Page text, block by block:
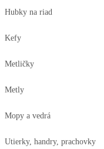
Hubky na riad
Kefy
Metličky
Metly
Mopy a vedrá
Utierky, handry, prachovky